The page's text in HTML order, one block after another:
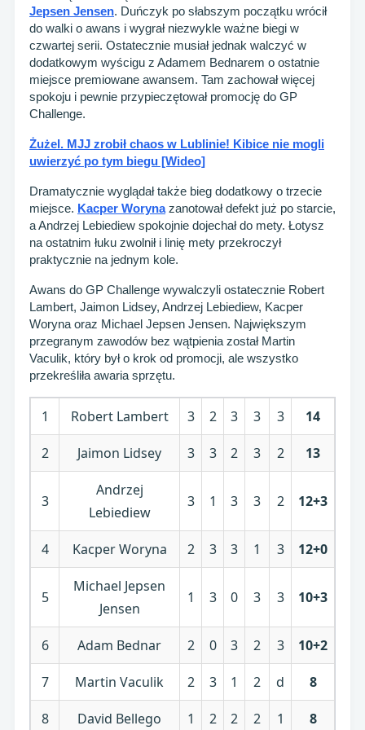
Jepsen Jensen. Duńczyk po słabszym początku wrócił
do walki o awans i wygrał niezwykle ważne biegi w
czwartej serii. Ostatecznie musiał jednak walczyć w
dodatkowym wyścigu z Adamem Bednarem o ostatnie
miejsce premiowane awansem. Tam zachował więcej
spokoju i pewnie przypieczętował promocję do GP
Challenge.
Żużel. MJJ zrobił chaos w Lublinie! Kibice nie mogli
uwierzyć po tym biegu [Wideo]
Dramatycznie wyglądał także bieg dodatkowy o trzecie
miejsce. Kacper Worynazanotował defekt już po starcie,
a Andrzej Lebiediew spokojnie dojechał do mety. Łotysz
na ostatnim łuku zwolnił i linię mety przekroczył
praktycznie na jednym kole.
Awans do GP Challenge wywalczyli ostatecznie Robert
Lambert, Jaimon Lidsey, Andrzej Lebiediew, Kacper
Woryna oraz Michael Jepsen Jensen. Największym
przegranym zawodów bez wątpienia został Martin
Vaculik, który był o krok od promocji, ale wszystko
przekreśliła awaria sprzętu.
1 Robert Lambert 3 2 3 3 3 14
2 Jaimon Lidsey 3 3 2 3 2 13
3
Andrzej
Lebiediew
3 1 3 3 2 12+3
4 Kacper Woryna 2 3 3 1 3 12+0
5
Michael Jepsen
Jensen
1 3 0 3 3 10+3
6 Adam Bednar 2 0 3 2 3 10+2
7 Martin Vaculik 2 3 1 2 d 8
8 David Bellego 1 2 2 2 1 8